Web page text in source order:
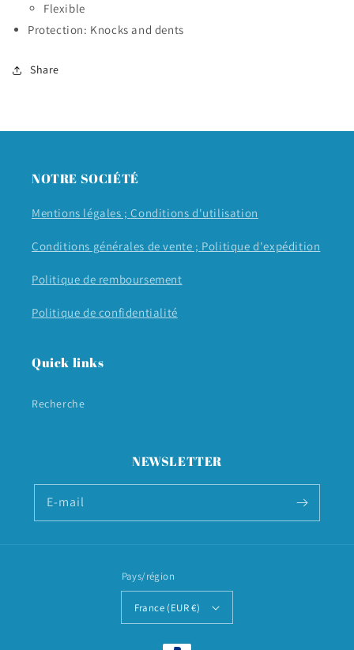
Flexible
Protection: Knocks and dents
Share
NOTRE SOCIÉTÉ
Mentions légales ;Conditions d'utilisation
Conditions générales de vente ; Politique d'expédition
Politique de remboursement
Politique de confidentialité
Quick links
Recherche
NEWSLETTER
E-mail
Pays/région
France (EUR €)
Moyens